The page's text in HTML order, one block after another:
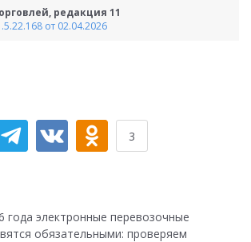
редакция 11
от 02.04.2026
3
года электронные перевозочные
обязательными: проверяем